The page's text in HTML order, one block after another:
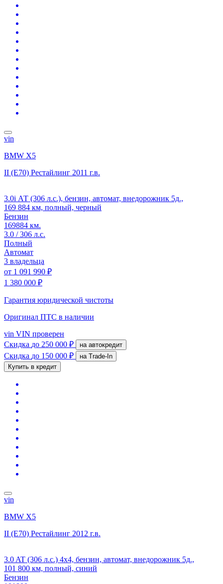
vin
BMW X5
II (E70) Рестайлинг 2011 г.в.
3.0i АТ (306 л.с.), бензин, автомат, внедорожник 5д.,
169 884 км, полный, черный
Бензин
169884 км.
3.0 / 306 л.с.
Полный
Автомат
3 владельца
от 1 091 990 ₽
1 380 000 ₽
Гарантия юридической чистоты
Оригинал ПТС в наличии
vin VIN проверен
Скидка до 250 000 ₽ на автокредит
Скидка до 150 000 ₽
на Trade-In
Купить в кредит
vin
BMW X5
II (E70) Рестайлинг 2012 г.в.
3.0 AT (306 л.с.) 4x4, бензин, автомат, внедорожник 5д.,
101 800 км, полный, синий
Бензин